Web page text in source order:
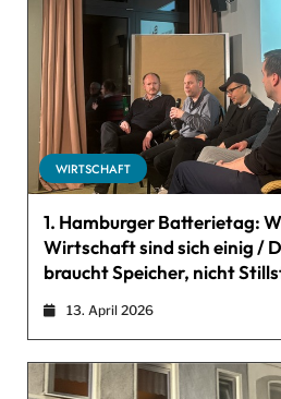
WIRTSCHAFT
1. Hamburger Batterietag:
Wirtschaft sind sich einig /
braucht Speicher, nicht
13. April 2026